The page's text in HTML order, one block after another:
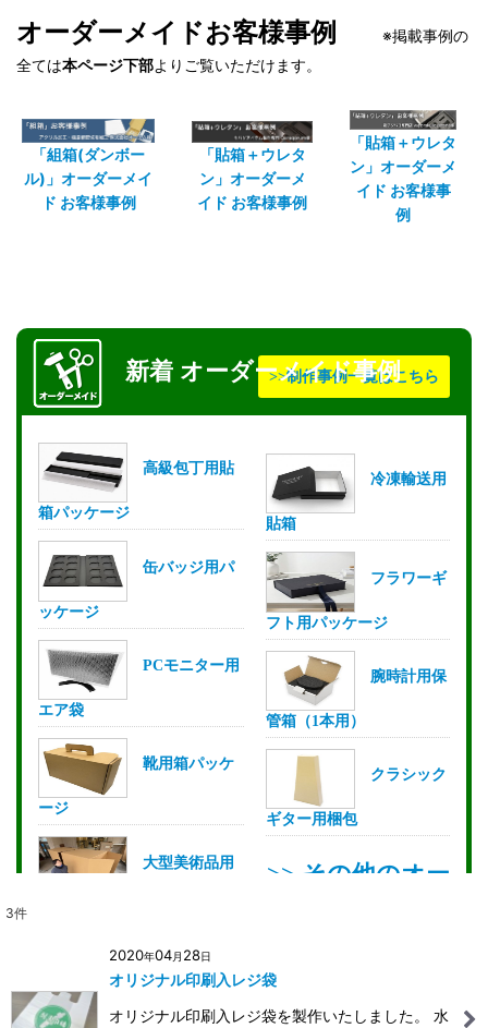
オーダーメイドお客様事例
※掲載事例の
全ては本ページ下部よりご覧いただけます。
「組箱(ダンボー
ル)」オーダーメイ
ド お客様事例
「貼箱＋ウレタ
ン」オーダーメ
イド お客様事例
「貼箱＋ウレタ
ン」オーダーメ
イド お客様事
例
3件
2020年04月 28日
オリジナル印刷入レジ袋
オリジナル印刷入レジ袋を製作いたしました。 水